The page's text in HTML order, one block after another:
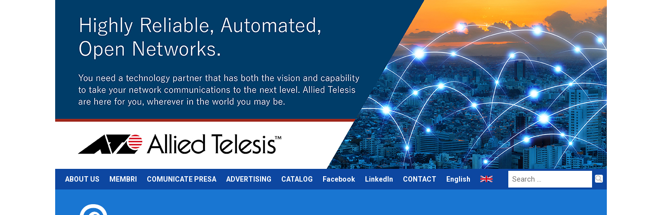
ABOUT US MEMBRI COMUNICATE PRESA ADVERTISING CATALOG Facebook LinkedIn CONTACT English
Search
for: